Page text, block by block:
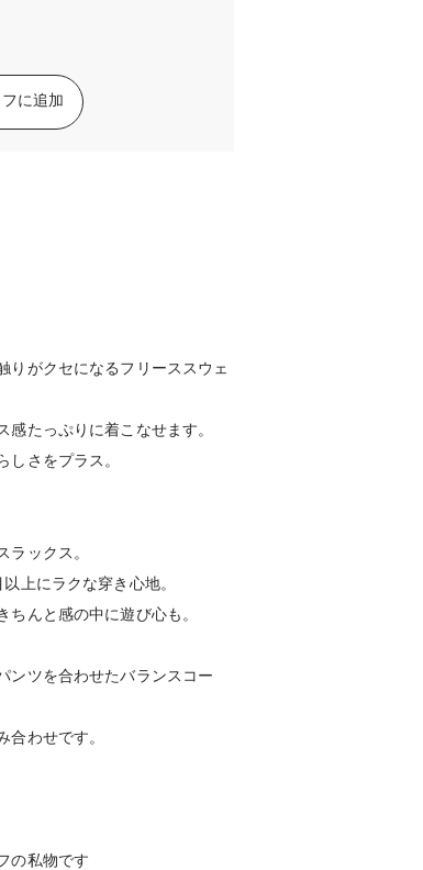
に追加
りがクセになるフリーススウェ
たっぷりに着こなせます。
さをプラス。
ラックス。
上にラクな穿き心地。
んと感の中に遊び心も。
ンツを合わせたバランスコー
わせです。
の私物です